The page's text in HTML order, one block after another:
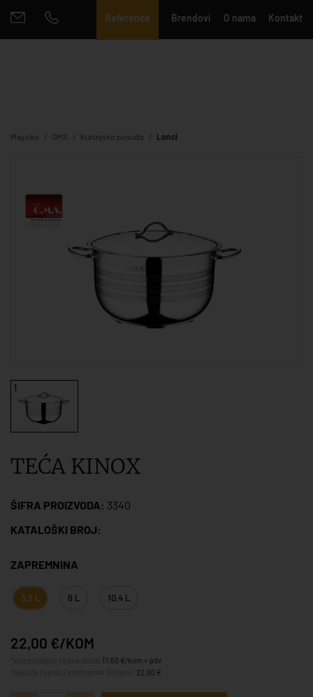
Reference Brendovi O nama Kontakt
Mayoko OMS Kuhinjsko posuđe Lonci
TEĆA KINOX
ŠIFRA PROIZVODA: 3340
KATALOŠKI BROJ:
ZAPREMNINA
3,3 L 6 L 10,4 L
22,00 €/KOM
17,60 €/kom + pdv
22,00 €